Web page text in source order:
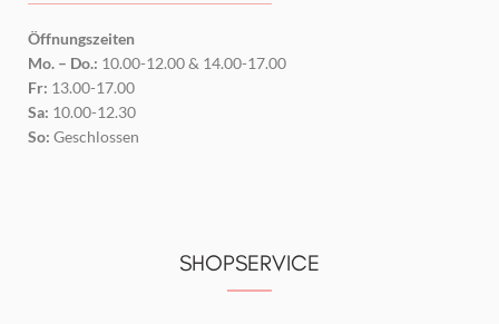
Öffnungszeiten
Mo. – Do.: 10.00-12.00 & 14.00-17.00
Fr: 13.00-17.00
Sa: 10.00-12.30
So: Geschlossen
SHOPSERVICE